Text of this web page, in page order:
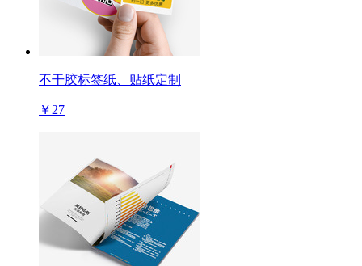
不干胶标签纸、贴纸定制
￥27